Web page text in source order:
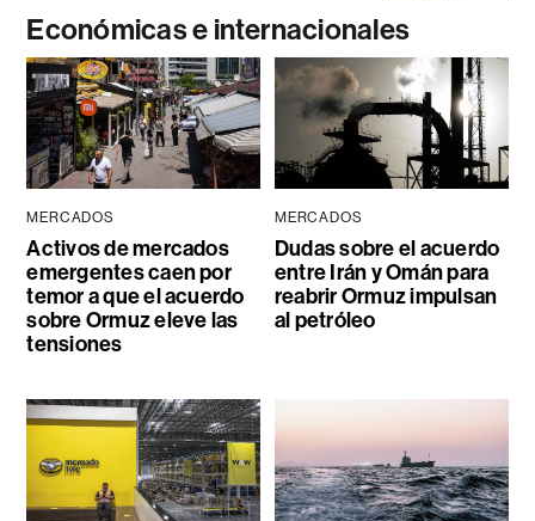
Económicas e internacionales
MERCADOS
Activos de mercados
emergentes caen por
temor a que el acuerdo
sobre Ormuz eleve las
tensiones
MERCADOS
Dudas sobre el acuerdo
entre Irán y Omán para
reabrir Ormuz impulsan
al petróleo